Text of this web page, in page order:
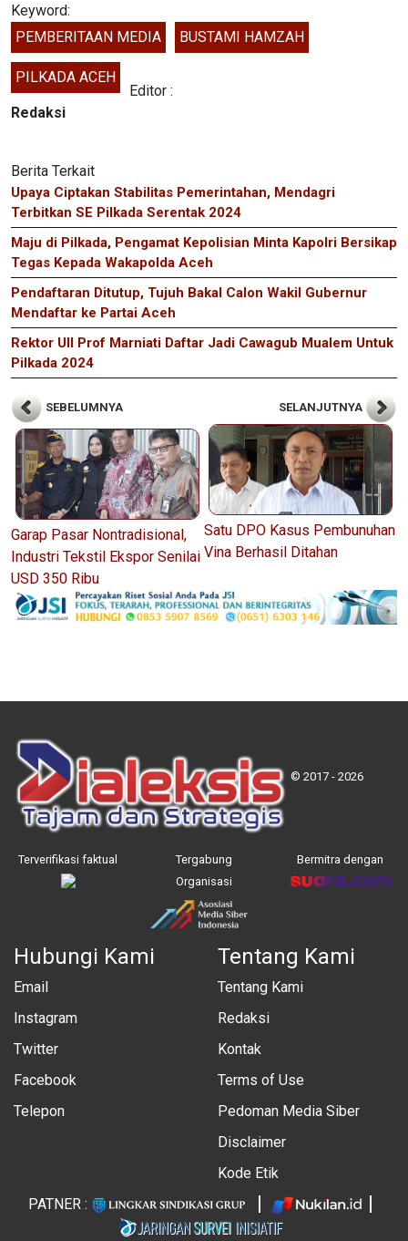
Keyword:
PEMBERITAAN MEDIA
BUSTAMI HAMZAH
PILKADA ACEH
Editor :
Redaksi
Berita Terkait
Upaya Ciptakan Stabilitas Pemerintahan, Mendagri
Terbitkan SE Pilkada Serentak 2024
Maju di Pilkada, Pengamat Kepolisian Minta Kapolri Bersikap
Tegas Kepada Wakapolda Aceh
Pendaftaran Ditutup, Tujuh Bakal Calon Wakil Gubernur
Mendaftar ke Partai Aceh
Rektor UII Prof Marniati Daftar Jadi Cawagub Mualem Untuk
Pilkada 2024
SEBELUMNYA
Garap Pasar Nontradisional,
Industri Tekstil Ekspor Senilai
USD 350 Ribu
SELANJUTNYA
Satu DPO Kasus Pembunuhan
Vina Berhasil Ditahan
© 2017 - 2026
Terverifikasi faktual
Tergabung
Organisasi
Bermitra dengan
Hubungi Kami
Email
Instagram
Twitter
Facebook
Telepon
Tentang Kami
Tentang Kami
Redaksi
Kontak
Terms of Use
Pedoman Media Siber
Disclaimer
Kode Etik
PATNER :